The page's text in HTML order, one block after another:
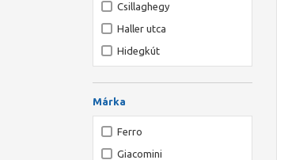
Csillaghegy
Haller utca
Hidegkút
Márka
Ferro
Giacomini